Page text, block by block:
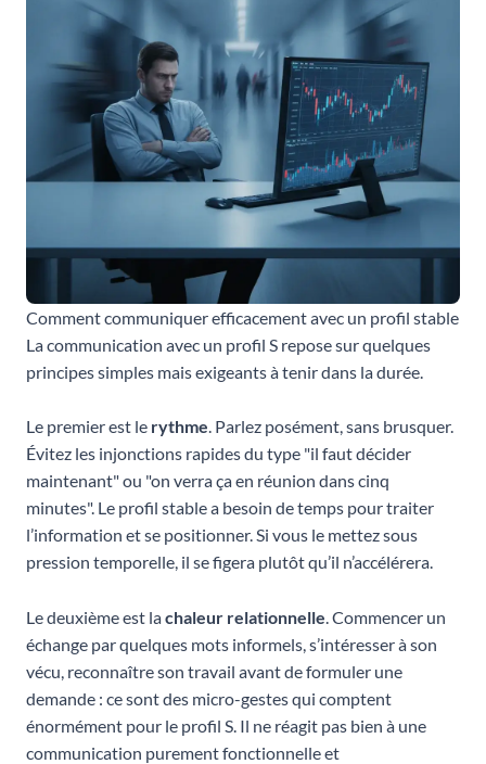
Comment communiquer efficacement avec un profil stable
La communication avec un profil S repose sur quelques
principes simples mais exigeants à tenir dans la durée.
Le premier est le rythme. Parlez posément, sans brusquer.
Évitez les injonctions rapides du type "il faut décider
maintenant" ou "on verra ça en réunion dans cinq
minutes". Le profil stable a besoin de temps pour traiter
l’information et se positionner. Si vous le mettez sous
pression temporelle, il se figera plutôt qu’il n’accélérera.
Le deuxième est lachaleur relationnelle. Commencer un
échange par quelques mots informels, s’intéresser à son
vécu, reconnaître son travail avant de formuler une
demande : ce sont des micro-gestes qui comptent
énormément pour le profil S. Il ne réagit pas bien à une
communication purement fonctionnelle et